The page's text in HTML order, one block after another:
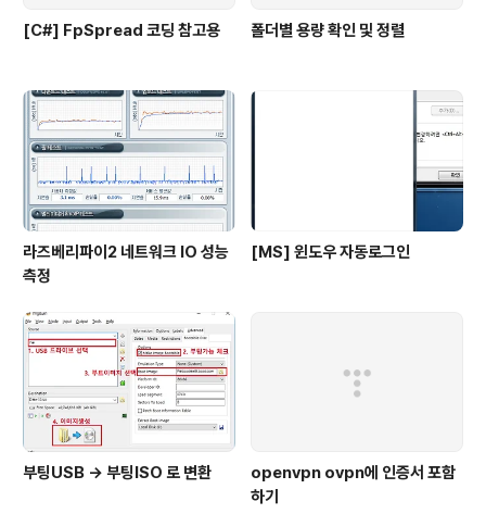
[C#] FpSpread 코딩 참고용 폴더별 용량 확인 및 정렬
라즈베리파이2 네트워크 IO 성능
측정
[MS] 윈도우 자동로그인
부팅USB -> 부팅ISO 로 변환
openvpn ovpn에 인증서 포함
하기